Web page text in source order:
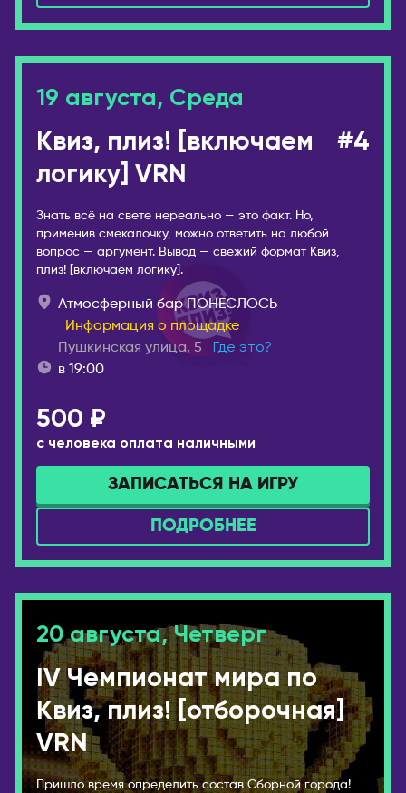
19 августа, Среда
Квиз, плиз! [включаем
логику] VRN
#4
Знать всё на свете нереально — это факт. Но,
применив смекалочку, можно ответить на любой
вопрос — аргумент. Вывод — свежий формат Квиз,
плиз! [включаем логику].
Атмосферный бар ПОНЕСЛОСЬ
Информация о площадке
Пушкинская улица, 5
Где это?
в 19:00
500 ₽
с человека оплата наличными
ЗАПИСАТЬСЯ НА ИГРУ
ПОДРОБНЕЕ
20 августа, Четверг
IV Чемпионат мира по
Квиз, плиз! [отборочная]
VRN
Пришло время определить состав Сборной города!